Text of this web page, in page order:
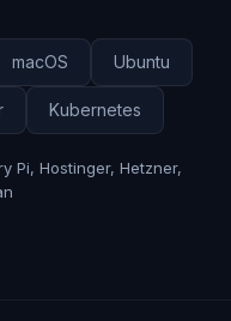
macOS Ubuntu
Kubernetes
Pi, Hostinger, Hetzner,